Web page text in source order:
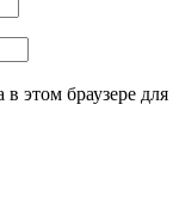
этом браузере для